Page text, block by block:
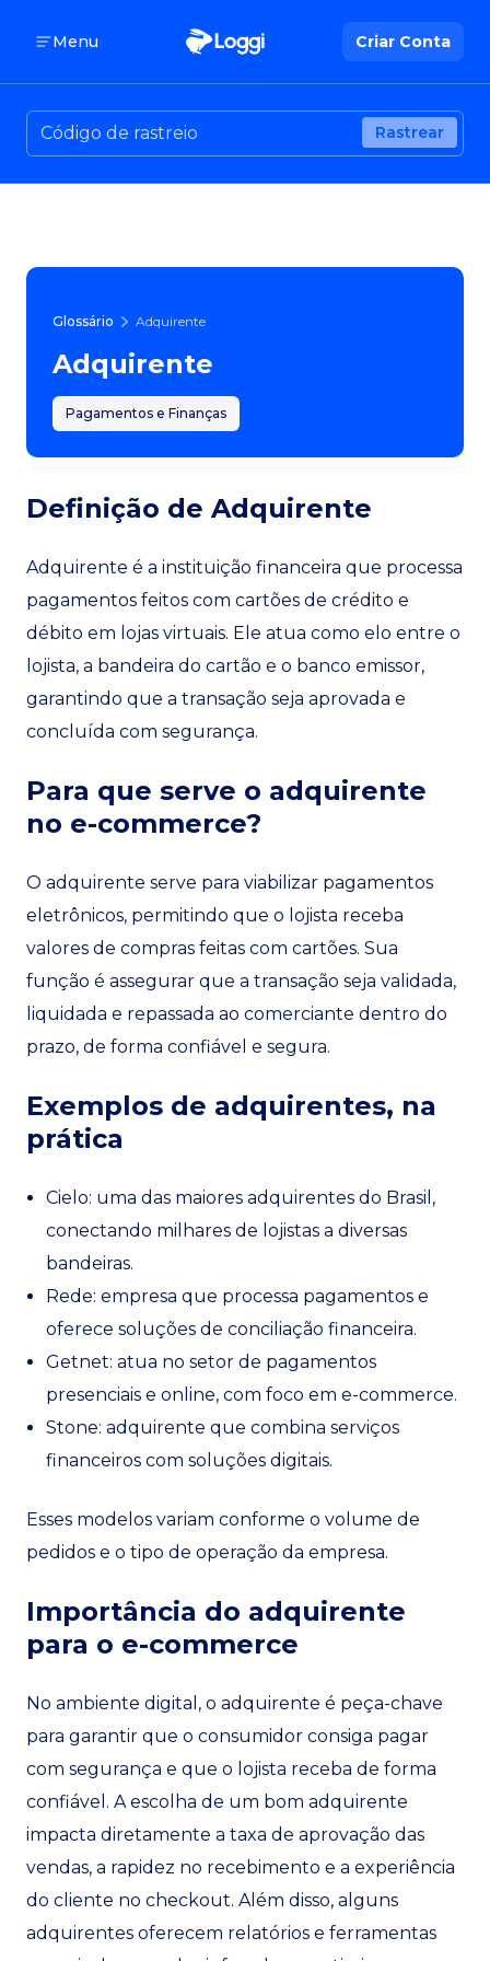
Menu Criar Conta
Rastrear
Glossário Adquirente
Adquirente
Pagamentos e Finanças
Definição de Adquirente
Adquirente é a instituição financeira que processa
pagamentos feitos com cartões de crédito e
débito em lojas virtuais. Ele atua como elo entre o
lojista, a bandeira do cartão e o banco emissor,
garantindo que a transação seja aprovada e
concluída com segurança.
Para que serve o adquirente
no e-commerce?
O adquirente serve para viabilizar pagamentos
eletrônicos, permitindo que o lojista receba
valores de compras feitas com cartões. Sua
função é assegurar que a transação seja validada,
liquidada e repassada ao comerciante dentro do
prazo, de forma confiável e segura.
Exemplos de adquirentes, na
prática
Cielo: uma das maiores adquirentes do Brasil,
conectando milhares de lojistas a diversas
bandeiras.
Rede: empresa que processa pagamentos e
oferece soluções de conciliação financeira.
Getnet: atua no setor de pagamentos
presenciais e online, com foco em e-commerce.
Stone: adquirente que combina serviços
financeiros com soluções digitais.
Esses modelos variam conforme o volume de
pedidos e o tipo de operação da empresa.
Importância do adquirente
para o e-commerce
No ambiente digital, o adquirente é peça-chave
para garantir que o consumidor consiga pagar
com segurança e que o lojista receba de forma
confiável. A escolha de um bom adquirente
impacta diretamente a taxa de aprovação das
vendas, a rapidez no recebimento e a experiência
do cliente no checkout. Além disso, alguns
adquirentes oferecem relatórios e ferramentas